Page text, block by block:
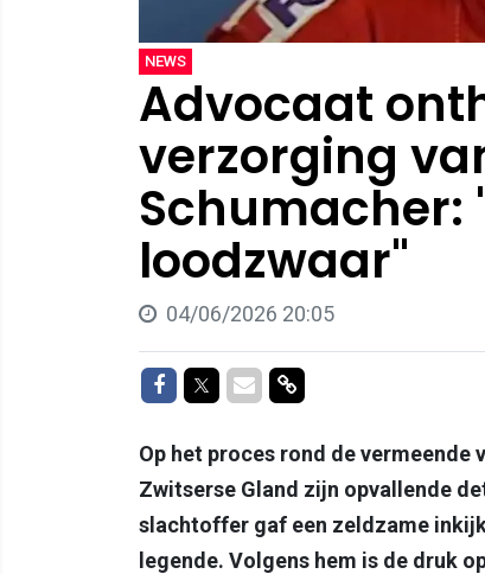
NEWS
Advocaat
verzorging
Schumacher:
loodzwaar"
04/06/2026 20:05
Delen op Facebook
Delen op Twitter
Delen via Mail
Delen via link
Op het proces rond de
Zwitserse Gland zijn opvallende
slachtoffer gaf een zeldzame
legende. Volgens hem is de druk